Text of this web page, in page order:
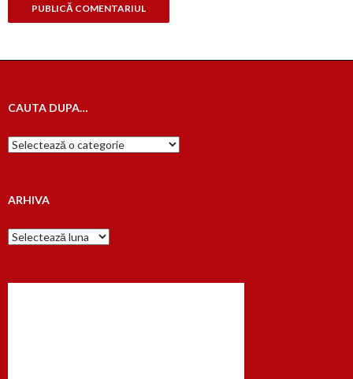
CAUTA DUPA…
Cauta
dupa…
ARHIVA
Arhiva